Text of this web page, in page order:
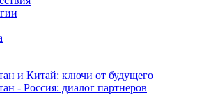
и Китай: ключи от будущего
- Россия: диалог партнеров